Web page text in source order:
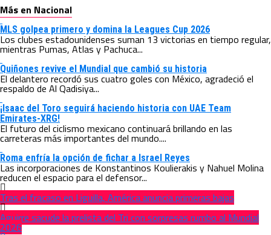
Más en Nacional
MLS golpea primero y domina la Leagues Cup 2026
Los clubes estadounidenses suman 13 victorias en tiempo regular,
mientras Pumas, Atlas y Pachuca...
Quiñones revive el Mundial que cambió su historia
El delantero recordó sus cuatro goles con México, agradeció el
respaldo de Al Qadisiya...
¡Isaac del Toro seguirá haciendo historia con UAE Team
Emirates-XRG!
El futuro del ciclismo mexicano continuará brillando en las
carreteras más importantes del mundo....
Roma enfría la opción de fichar a Israel Reyes
Las incorporaciones de Konstantinos Koulierakis y Nahuel Molina
reducen el espacio para el defensor...
Tras el fracaso en Liguilla, América anuncia primeras bajas
Aguirre sacude la prelista del Tri con sorpresas rumbo al Mundial
2026